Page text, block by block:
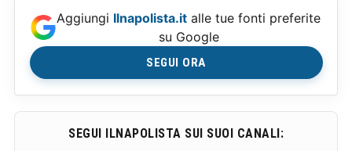
Aggiungi Ilnapolista.it alle tue fonti preferite
su Google
SEGUI ORA
SEGUI ILNAPOLISTA SUI SUOI CANALI: